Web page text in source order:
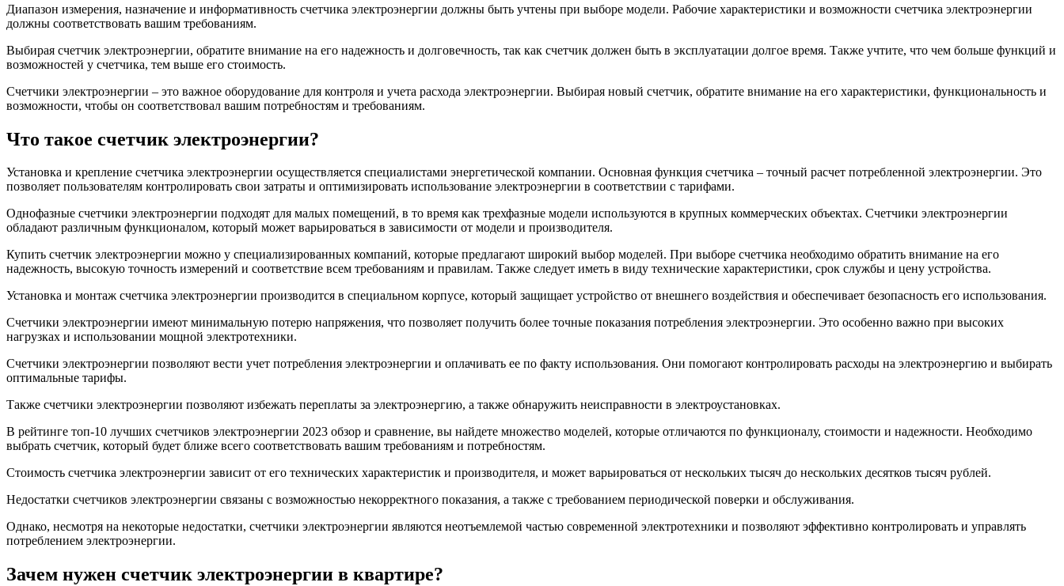
Диапазон измерения, назначение и информативность счетчика электроэнергии должны быть учтены при выборе модели. Рабочие характеристики и возможности счетчика электроэнергии
должны соответствовать вашим требованиям.
Выбирая счетчик электроэнергии, обратите внимание на его надежность и долговечность, так как счетчик должен быть в эксплуатации долгое время. Также учтите, что чем больше функций и
возможностей у счетчика, тем выше его стоимость.
Счетчики электроэнергии – это важное оборудование для контроля и учета расхода электроэнергии. Выбирая новый счетчик, обратите внимание на его характеристики, функциональность и
возможности, чтобы он соответствовал вашим потребностям и требованиям.
Что такое счетчик электроэнергии?
Установка и крепление счетчика электроэнергии осуществляется специалистами энергетической компании. Основная функция счетчика – точный расчет потребленной электроэнергии. Это
позволяет пользователям контролировать свои затраты и оптимизировать использование электроэнергии в соответствии с тарифами.
Однофазные счетчики электроэнергии подходят для малых помещений, в то время как трехфазные модели используются в крупных коммерческих объектах. Счетчики электроэнергии
обладают различным функционалом, который может варьироваться в зависимости от модели и производителя.
Купить счетчик электроэнергии можно у специализированных компаний, которые предлагают широкий выбор моделей. При выборе счетчика необходимо обратить внимание на его
надежность, высокую точность измерений и соответствие всем требованиям и правилам. Также следует иметь в виду технические характеристики, срок службы и цену устройства.
Установка и монтаж счетчика электроэнергии производится в специальном корпусе, который защищает устройство от внешнего воздействия и обеспечивает безопасность его использования.
Счетчики электроэнергии имеют минимальную потерю напряжения, что позволяет получить более точные показания потребления электроэнергии. Это особенно важно при высоких
нагрузках и использовании мощной электротехники.
Счетчики электроэнергии позволяют вести учет потребления электроэнергии и оплачивать ее по факту использования. Они помогают контролировать расходы на электроэнергию и выбирать
оптимальные тарифы.
Также счетчики электроэнергии позволяют избежать переплаты за электроэнергию, а также обнаружить неисправности в электроустановках.
В рейтинге топ-10 лучших счетчиков электроэнергии 2023 обзор и сравнение, вы найдете множество моделей, которые отличаются по функционалу, стоимости и надежности. Необходимо
выбрать счетчик, который будет ближе всего соответствовать вашим требованиям и потребностям.
Стоимость счетчика электроэнергии зависит от его технических характеристик и производителя, и может варьироваться от нескольких тысяч до нескольких десятков тысяч рублей.
Недостатки счетчиков электроэнергии связаны с возможностью некорректного показания, а также с требованием периодической поверки и обслуживания.
Однако, несмотря на некоторые недостатки, счетчики электроэнергии являются неотъемлемой частью современной электротехники и позволяют эффективно контролировать и управлять
потреблением электроэнергии.
Зачем нужен счетчик электроэнергии в квартире?